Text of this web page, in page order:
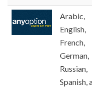
Arabic,
English,
French,
German,
Russian,
Spanish,